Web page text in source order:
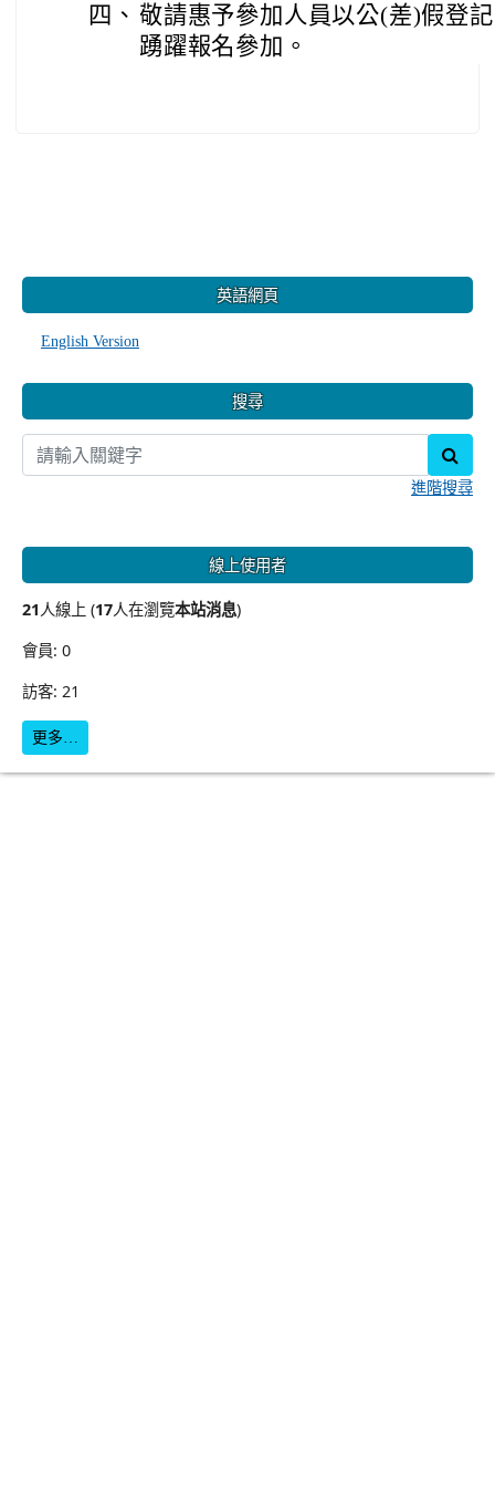
四、 敬請惠予參加人員以公(差)假登
踴躍報名參加。
英語網頁
English Version
搜尋
進階搜尋
線上使用者
21人線上 (17人在瀏覽本站消息)
會員: 0
訪客: 21
更多…